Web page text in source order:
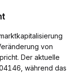
von
Der aktuelle
während das